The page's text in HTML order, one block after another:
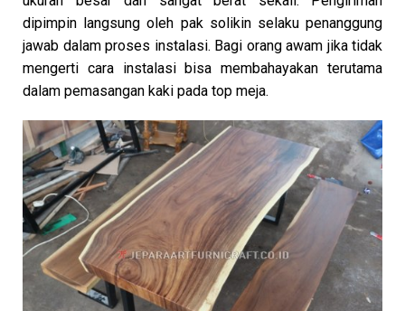
dipimpin langsung oleh pak solikin selaku penanggung
jawab dalam proses instalasi. Bagi orang awam jika tidak
mengerti cara instalasi bisa membahayakan terutama
dalam pemasangan kaki pada top meja.